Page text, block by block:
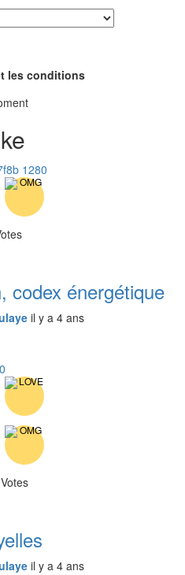
les conditions
codex énergétique
il y a 4 ans
Votes
il y a 4 ans